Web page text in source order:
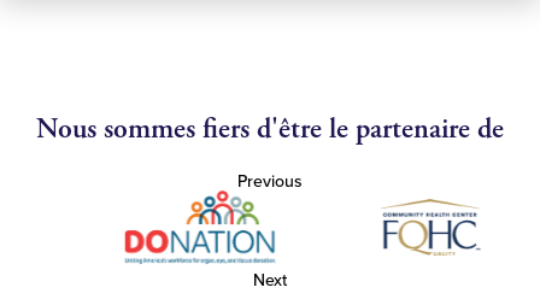
Nous sommes fiers d'être le partenaire de
Previous
Next